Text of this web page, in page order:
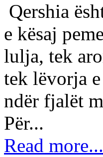
Qershia
e kësaj
lulja, tek
tek lëvorja
ndër fjalët
Për...
Read more...